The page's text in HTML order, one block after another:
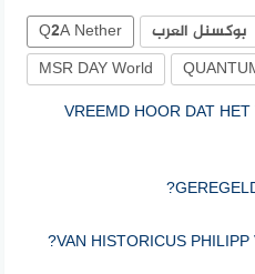
Q2A Nether بوكسنل العرب
MSR DAY World
VREEMD HOOR DAT
VAN HISTORICUS PHILIPP